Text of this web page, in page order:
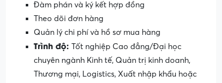
Đàm phán và ký kết hợp đồng
Theo dõi đơn hàng
Quản lý chi phí và hồ sơ mua hàng
Trình độ: Tốt nghiệp Cao đẳng/Đại học
chuyên ngành Kinh tế, Quản trị kinh doanh,
Thương mại, Logistics, Xuất nhập khẩu hoặc